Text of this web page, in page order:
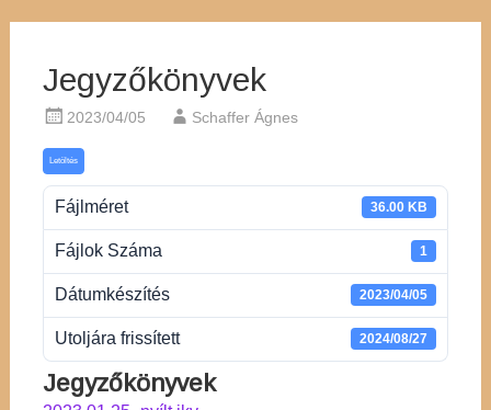
Jegyzőkönyvek
2023/04/05 Schaffer Ágnes
Letöltés
Fájlméret 36.00 KB
Fájlok Száma 1
Dátumkészítés 2023/04/05
Utoljára frissített 2024/08/27
Jegyzőkönyvek